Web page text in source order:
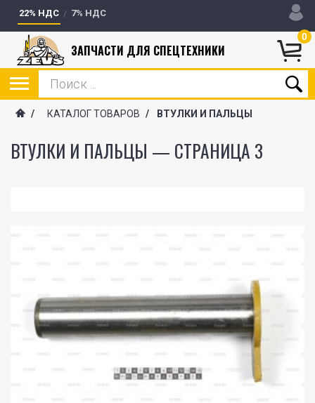
22% НДС 7% НДС
0
ЗАПЧАСТИ ДЛЯ СПЕЦТЕХНИКИ
/ КАТАЛОГ ТОВАРОВ / ВТУЛКИ И ПАЛЬЦЫ
ВТУЛКИ И ПАЛЬЦЫ — СТРАНИЦА 3